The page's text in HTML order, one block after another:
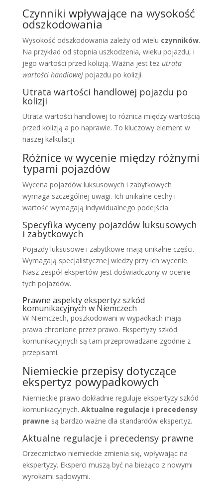
Czynniki wpływające na wysokość
odszkodowania
Wysokość odszkodowania zależy od wielu czynników.
Na przykład od stopnia uszkodzenia, wieku pojazdu, i
jego wartości przed kolizją. Ważna jest też utrata
wartości handlowejpojazdu po kolizji.
Utrata wartości handlowej pojazdu po
kolizji
Utrata wartości handlowej to różnica między wartością
przed kolizją a po naprawie. To kluczowy element w
naszej kalkulacji.
Różnice w wycenie między różnymi
typami pojazdów
Wycena pojazdów luksusowych i zabytkowych
wymaga szczególnej uwagi. Ich unikalne cechy i
wartość wymagają indywidualnego podejścia.
Specyfika wyceny pojazdów luksusowych
i zabytkowych
Pojazdy luksusowe i zabytkowe mają unikalne części.
Wymagają specjalistycznej wiedzy przy ich wycenie.
Nasz zespół ekspertów jest doświadczony w ocenie
tych pojazdów.
Prawne aspekty ekspertyz szkód
komunikacyjnych w Niemczech
W Niemczech, poszkodowani w wypadkach mają
prawa chronione przez prawo. Ekspertyzy szkód
komunikacyjnych są tam przeprowadzane zgodnie z
przepisami.
Niemieckie przepisy dotyczące
ekspertyz powypadkowych
Niemieckie prawo dokładnie reguluje ekspertyzy szkód
komunikacyjnych. Aktualne regulacje i precedensy
prawne są bardzo ważne dla standardów ekspertyz.
Aktualne regulacje i precedensy prawne
Orzecznictwo niemieckie zmienia się, wpływając na
ekspertyzy. Eksperci muszą być na bieżąco z nowymi
wyrokami sądowymi.